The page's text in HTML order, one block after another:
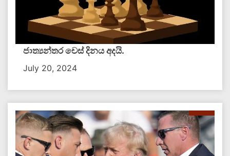
ජාත්‍යන්තර චෙස් දිනය අදයි.
July 20, 2024